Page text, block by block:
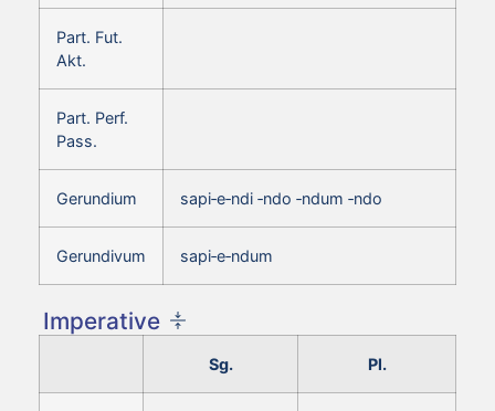
Part. Fut.
Akt.
Part. Perf.
Pass.
Gerundium sapi‑e‑ndi ‑ndo ‑ndum ‑ndo
Gerundivum sapi‑e‑ndum
Imperative
Sg. Pl.